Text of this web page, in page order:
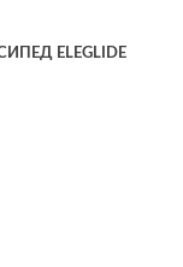
ELEGLIDE